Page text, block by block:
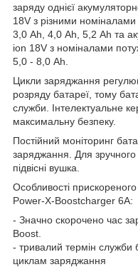
заряду однієї
18V з різними
3,0 Аh, 4,0 Аh, 5,2 Аh та
ion 18V з номіналами
5,0 - 8,0 Аh.
Цикли заряджання
розряду батареї, тому
служби. Інтелектуальне
максимальну безпеку.
Постійний моніторинг
заряджання. Для зручного
підвісні вушка.
Особливості
Power-X-Boostcharger 6A:
- Значно скорочено час
Boost.
- тривалий термін служби
циклам заряджання